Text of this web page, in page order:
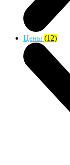
Цены (12)